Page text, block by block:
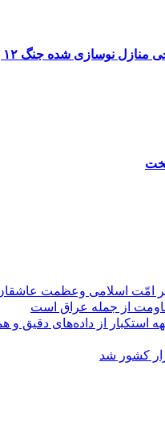
۱۲ روزه در تهران تا پایان سال
امّت اسلامی وعظمت
از جمله عراق است
از داده‌های دقیق و
کشور شد